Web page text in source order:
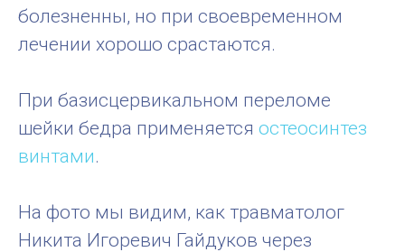
болезненны, но при своевременном
лечении хорошо срастаются.
При базисцервикальном переломе
шейки бедра применяется остеосинтез
винтами.
На фото мы видим, как травматолог
Никита Игоревич Гайдуков через